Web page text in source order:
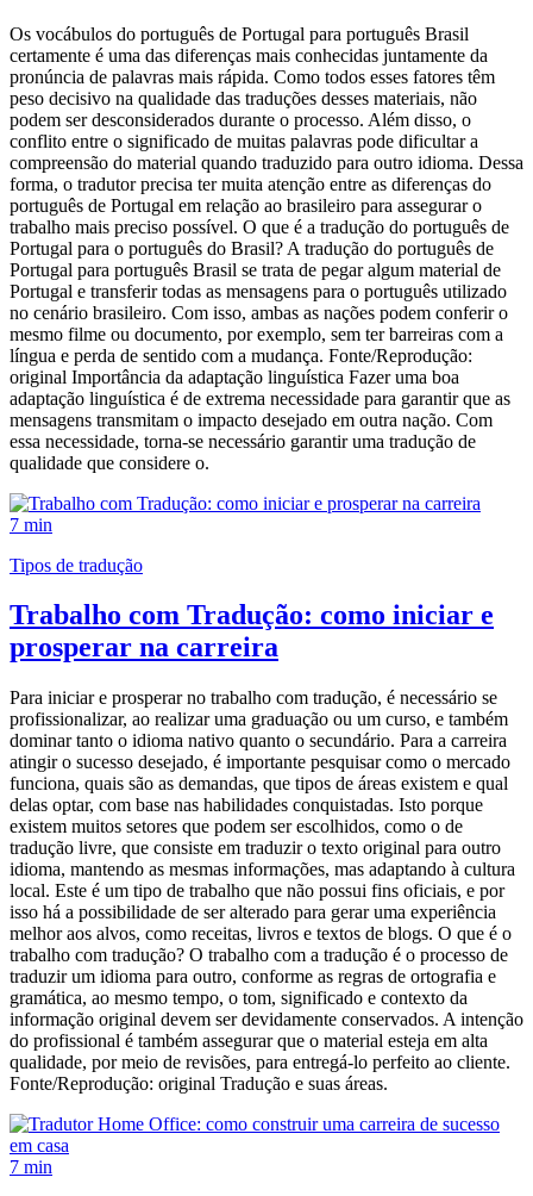
Os vocábulos do português de Portugal para português Brasil
certamente é uma das diferenças mais conhecidas juntamente da
pronúncia de palavras mais rápida. Como todos esses fatores têm
peso decisivo na qualidade das traduções desses materiais, não
podem ser desconsiderados durante o processo. Além disso, o
conflito entre o significado de muitas palavras pode dificultar a
compreensão do material quando traduzido para outro idioma. Dessa
forma, o tradutor precisa ter muita atenção entre as diferenças do
português de Portugal em relação ao brasileiro para assegurar o
trabalho mais preciso possível. O que é a tradução do português de
Portugal para o português do Brasil? A tradução do português de
Portugal para português Brasil se trata de pegar algum material de
Portugal e transferir todas as mensagens para o português utilizado
no cenário brasileiro. Com isso, ambas as nações podem conferir o
mesmo filme ou documento, por exemplo, sem ter barreiras com a
língua e perda de sentido com a mudança. Fonte/Reprodução:
original Importância da adaptação linguística Fazer uma boa
adaptação linguística é de extrema necessidade para garantir que as
mensagens transmitam o impacto desejado em outra nação. Com
essa necessidade, torna-se necessário garantir uma tradução de
qualidade que considere o.
7 min
Tipos de tradução
Trabalho com Tradução: como iniciar e
prosperar na carreira
Para iniciar e prosperar no trabalho com tradução, é necessário se
profissionalizar, ao realizar uma graduação ou um curso, e também
dominar tanto o idioma nativo quanto o secundário. Para a carreira
atingir o sucesso desejado, é importante pesquisar como o mercado
funciona, quais são as demandas, que tipos de áreas existem e qual
delas optar, com base nas habilidades conquistadas. Isto porque
existem muitos setores que podem ser escolhidos, como o de
tradução livre, que consiste em traduzir o texto original para outro
idioma, mantendo as mesmas informações, mas adaptando à cultura
local. Este é um tipo de trabalho que não possui fins oficiais, e por
isso há a possibilidade de ser alterado para gerar uma experiência
melhor aos alvos, como receitas, livros e textos de blogs. O que é o
trabalho com tradução? O trabalho com a tradução é o processo de
traduzir um idioma para outro, conforme as regras de ortografia e
gramática, ao mesmo tempo, o tom, significado e contexto da
informação original devem ser devidamente conservados. A intenção
do profissional é também assegurar que o material esteja em alta
qualidade, por meio de revisões, para entregá-lo perfeito ao cliente.
Fonte/Reprodução: original Tradução e suas áreas.
7 min